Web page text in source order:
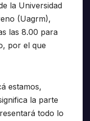
la Universidad
(Uagrm),
las 8.00 para
por el que
estamos,
la parte
todo lo